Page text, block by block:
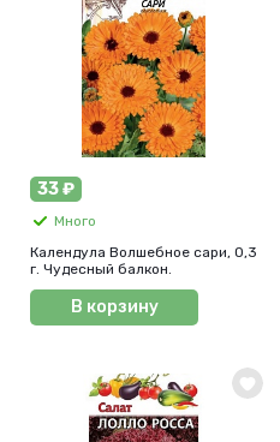
33 ₽
Много
Календула Волшебное сари, 0,3
г. Чудесный балкон.
В корзину